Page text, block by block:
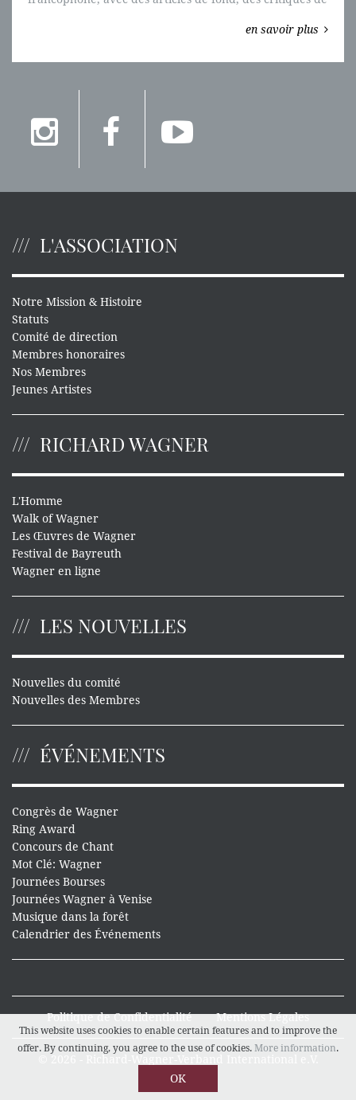
en savoir plus
L'ASSOCIATION
Notre Mission & Histoire
Statuts
Comité de direction
Membres honoraires
Nos Membres
Jeunes Artistes
RICHARD WAGNER
L'Homme
Walk of Wagner
Les Œuvres de Wagner
Festival de Bayreuth
Wagner en ligne
LES NOUVELLES
Nouvelles du comité
Nouvelles des Membres
ÉVÉNEMENTS
Congrès de Wagner
Ring Award
Concours de Chant
Mot Clé: Wagner
Journées Bourses
Journées Wagner à Venise
Musique dans la forêt
Calendrier des Événements
Politique de Confidentialité Mentions Légales
This website uses cookies to enable certain features and to improve the
offer. By continuing, you agree to the use of cookies. More information.
OK